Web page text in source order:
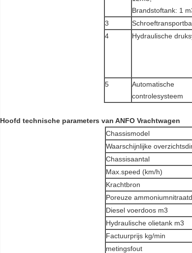
Brandstoftank: 1
3
4
Hydraulische
5
Automatische
controlesysteem
Hoofd technische parameters van ANFO Vrachtwagen
Chassismodel
Waarschijnlijke
Chassisaantal
Max.speed (km/h)
Krachtbron
Poreuze
Diesel voerdoos m3
Hydraulische olietank m3
Factuurprijs kg/min
metingsfout